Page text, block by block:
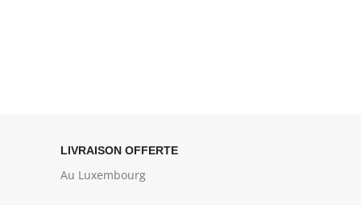
LIVRAISON OFFERTE
Au Luxembourg